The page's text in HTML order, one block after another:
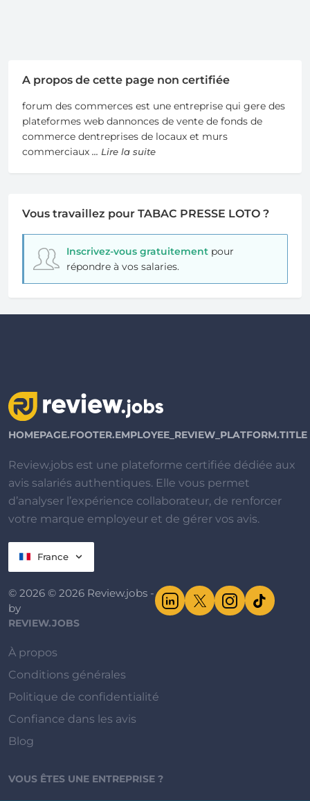
A propos de cette page non certifiée
forum des commerces est une entreprise qui gere des
plateformes web dannonces de vente de fonds de
commerce dentreprises de locaux et murs
commerciaux ... Lire la suite
Vous travaillez pour TABAC PRESSE LOTO ?
Inscrivez-vous gratuitementpour
répondre à vos salaries.
HOMEPAGE.FOOTER.EMPLOYEE_REVIEW_PLATFORM.TITLE
Review.jobs est une plateforme certifiée dédiée aux
avis salariés authentiques. Elle vous permet
d’analyser l’expérience collaborateur, de renforcer
votre marque employeur et de gérer vos avis.
France
© 2026 © 2026 Review.jobs -
by
REVIEW.JOBS
À propos
Conditions générales
Politique de confidentialité
Confiance dans les avis
Blog
VOUS ÊTES UNE ENTREPRISE ?